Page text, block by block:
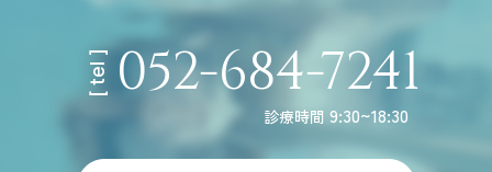
[ tel ] 052-684-7241
診療時間 9:30~18:30